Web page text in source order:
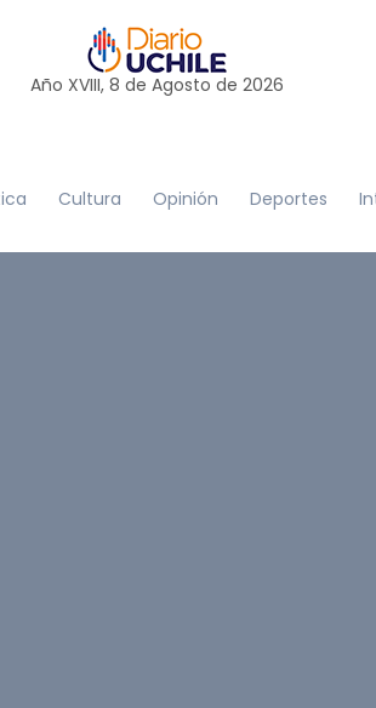
Año XVIII, 8 de Agosto de 2026
Cultura Opinión Deportes